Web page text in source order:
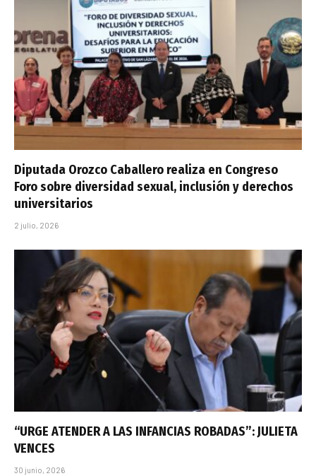
Diputada Orozco Caballero realiza en Congreso
Foro sobre diversidad sexual, inclusión y derechos
universitarios
2 julio, 2026
“URGE ATENDER A LAS INFANCIAS ROBADAS”: JULIETA
VENCES
30 junio, 2026